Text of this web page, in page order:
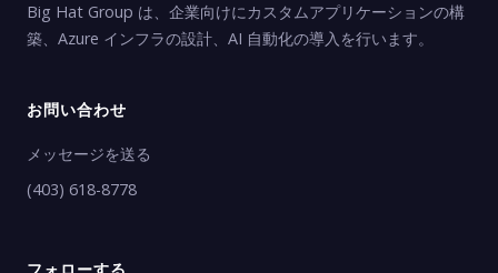
Big Hat Group は、企業向けにカスタムアプリケーションの構
築、Azure インフラの設計、AI 自動化の導入を行います。
お問い合わせ
メッセージを送る
(403) 618-8778